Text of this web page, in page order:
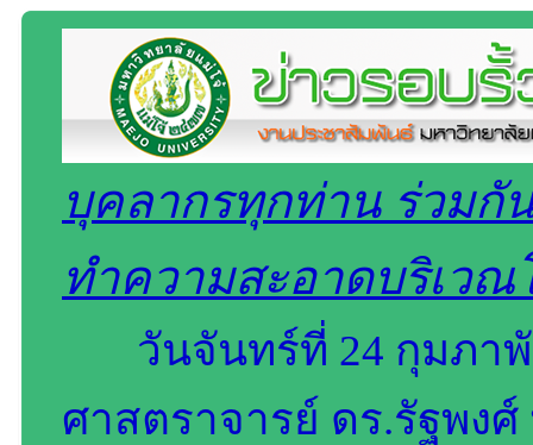
บุคลากรทุกท่าน ร่วมกัน
ทำความสะอาดบริเว
วันจันทร์ที่ 24 กุมภาพั
ศาสตราจารย์ ดร.รัฐพ